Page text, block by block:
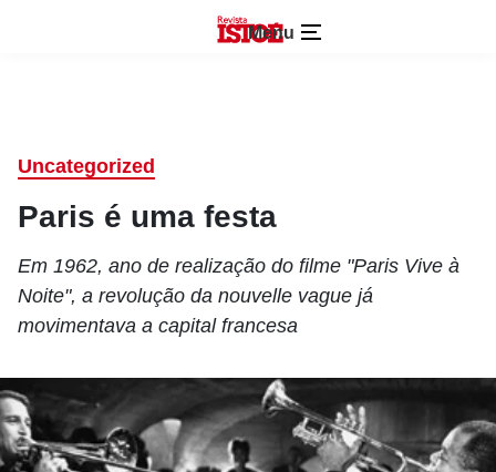
Menu
Uncategorized
Paris é uma festa
Em 1962, ano de realização do filme "Paris Vive à
Noite", a revolução da nouvelle vague já
movimentava a capital francesa